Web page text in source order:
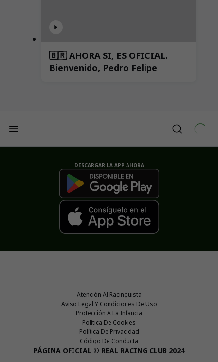
🇧🇷 AHORA SI, ES OFICIAL.
Bienvenido, Pedro Felipe
DESCARGAR LA APP AHORA
Atención Al Racinguista
Aviso Legal Y Condiciones De Uso
Protección A La Infancia
Política De Cookies
Política De Privacidad
Código De Conducta
PÁGINA OFICIAL © REAL RACING CLUB 2024